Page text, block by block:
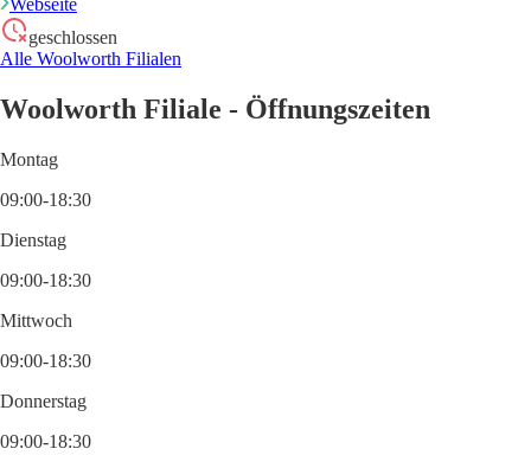
Webseite
geschlossen
Alle Woolworth Filialen
Woolworth Filiale - Öffnungszeiten
Montag
09:00-18:30
Dienstag
09:00-18:30
Mittwoch
09:00-18:30
Donnerstag
09:00-18:30